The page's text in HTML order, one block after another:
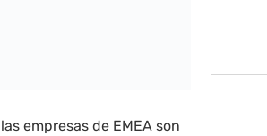
empresas de EMEA son